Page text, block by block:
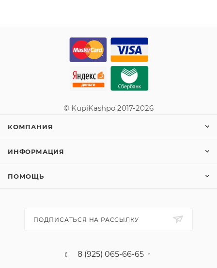
© KupiKashpo 2017-2026
КОМПАНИЯ
ИНФОРМАЦИЯ
ПОМОЩЬ
ПОДПИСАТЬСЯ НА РАССЫЛКУ
8 (925) 065-66-65